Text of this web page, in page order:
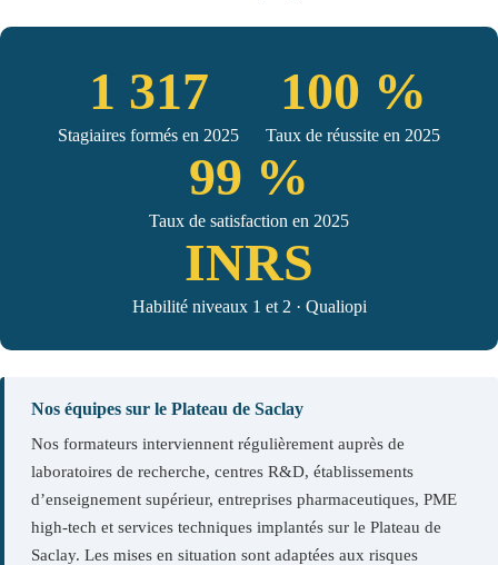
1 317
Stagiaires formés en 2025
100 %
Taux de réussite en 2025
99 %
Taux de satisfaction en 2025
INRS
Habilité niveaux 1 et 2 · Qualiopi
Nos équipes sur le Plateau de Saclay
Nos formateurs interviennent régulièrement auprès de
laboratoires de recherche, centres R&D, établissements
d’enseignement supérieur, entreprises pharmaceutiques, PME
high-tech et services techniques implantés sur le Plateau de
Saclay. Les mises en situation sont adaptées aux risques